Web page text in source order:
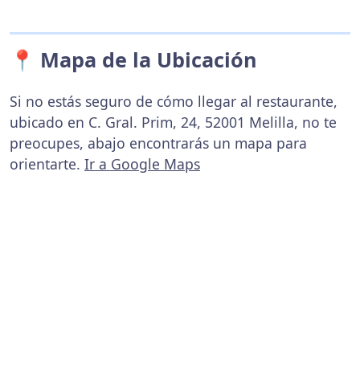
📍 Mapa de la Ubicación
Si no estás seguro de cómo llegar al restaurante,
ubicado en C. Gral. Prim, 24, 52001 Melilla, no te
preocupes, abajo encontrarás un mapa para
orientarte. Ir a Google Maps